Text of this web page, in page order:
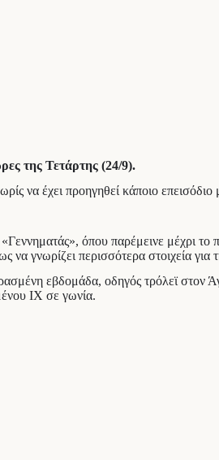
της Τετάρτης (24/9).
να έχει προηγηθεί κάποιο επεισόδιο
όπου παρέμεινε μέχρι το
γνωρίζει περισσότερα στοιχεία για
εβδομάδα, οδηγός τρόλεϊ στον
ΙΧ σε γωνία.